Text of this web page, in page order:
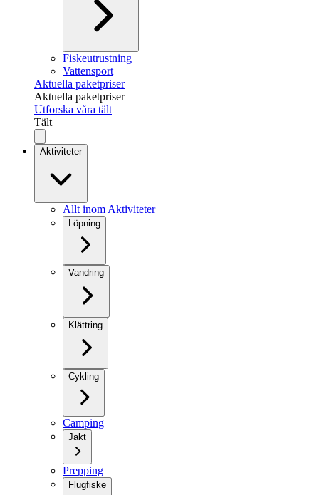
Fiskeutrustning
Vattensport
Aktuella paketpriser
Aktuella paketpriser
Utforska våra tält
Tält
Aktiviteter
Allt inom Aktiviteter
Löpning
Vandring
Klättring
Cykling
Camping
Jakt
Prepping
Flugfiske